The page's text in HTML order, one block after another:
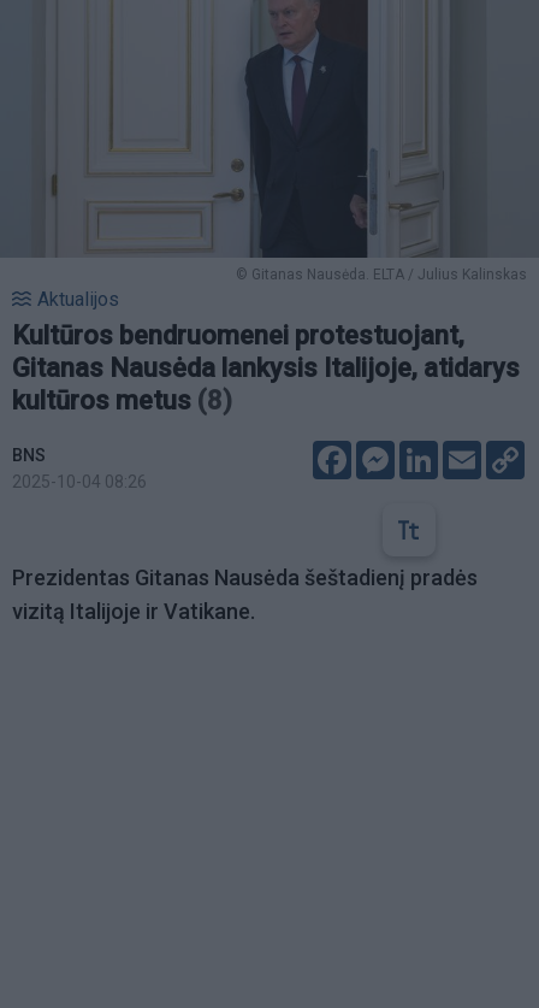
© Gitanas Nausėda. ELTA / Julius Kalinskas
Aktualijos
Kultūros bendruomenei protestuojant,
Gitanas Nausėda lankysis Italijoje, atidarys
kultūros metus (8)
BNS
2025-10-04 08:26
FacebookMessenger
LinkedIn
Email
Prezidentas Gitanas Nausėda šeštadienį pradės
vizitą Italijoje ir Vatikane.